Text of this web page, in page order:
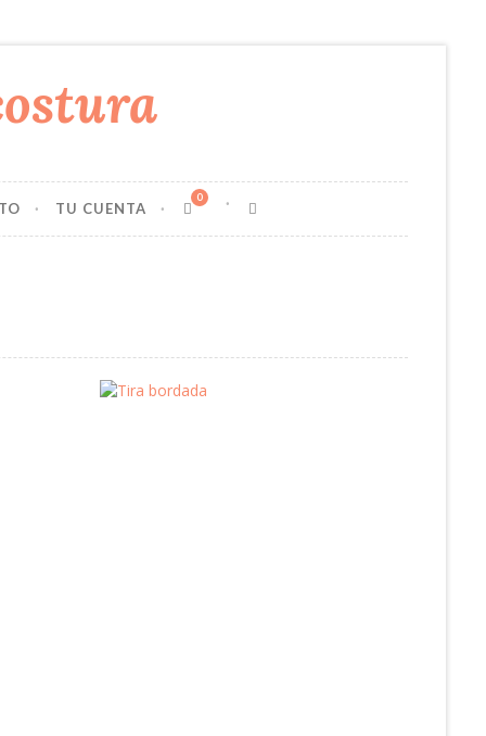
TU CUENTA
0